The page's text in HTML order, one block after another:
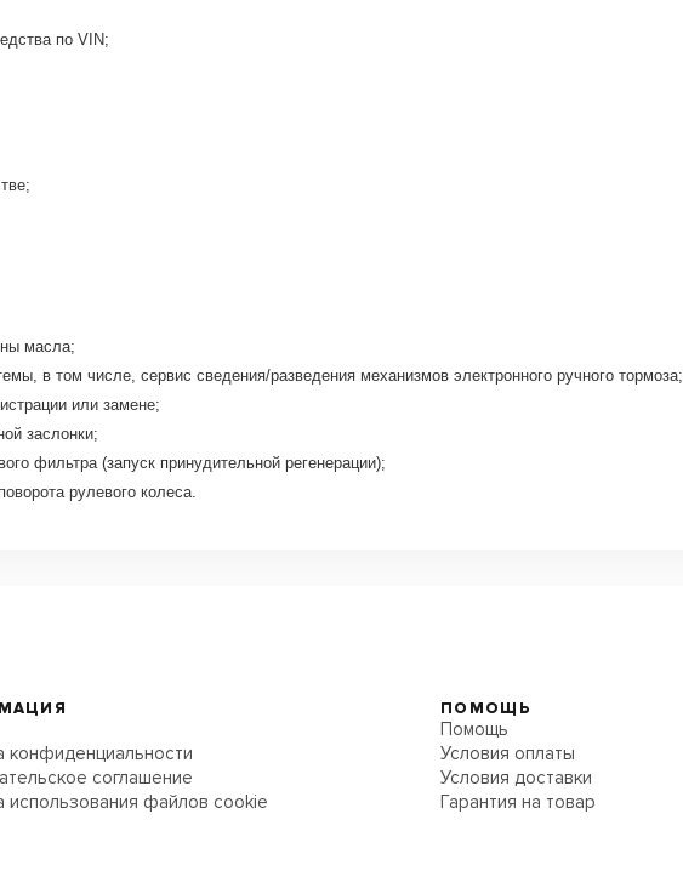
по VIN;
масла;
в том числе, сервис сведения/разведения механизмов электронного ручного тормоза;
или замене;
заслонки;
фильтра (запуск принудительной регенерации);
рулевого колеса.
конфиденциальности
соглашение
использования файлов cookie
ПОМОЩЬ
Помощь
Условия оплаты
Условия доставки
Гарантия на товар